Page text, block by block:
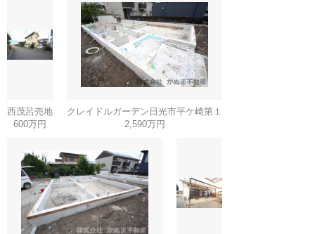
西茂呂売地
600万円
クレイドルガーデン日光市平ケ崎第１
2,590万円